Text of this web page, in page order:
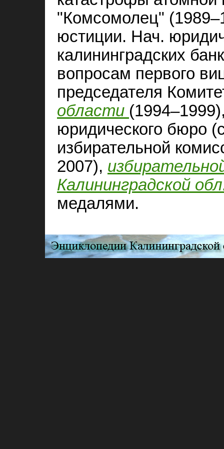
"Комсомолец"
юстиции. Нач.
калининградских
вопросам первого
председателя
области
юридического бюро
избирательной
2007),
Калининградской
медалями.